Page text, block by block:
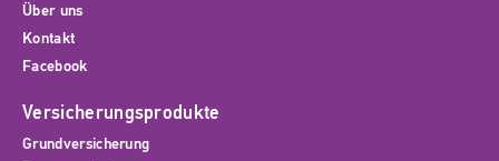
Über uns
Kontakt
Facebook
Versicherungsprodukte
Grundversicherung